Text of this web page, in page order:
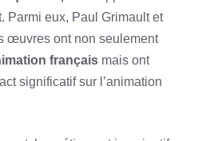
Parmi eux, Paul Grimault et
œuvres ont non seulement
français mais ont
significatif sur l’animation